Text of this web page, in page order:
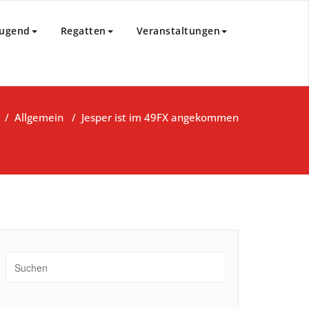
e.V.Regatten Veranstaltungen
/ Allgemein / Jesper ist im 49FX angekommen